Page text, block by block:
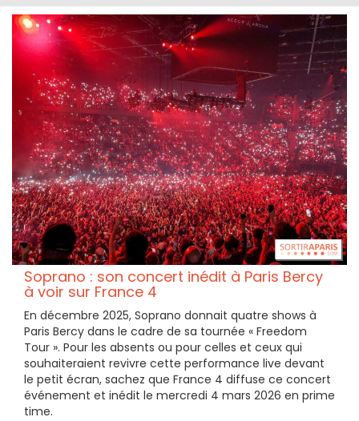
Soprano : son concert inédit à Paris Bercy
à voir sur France 4
En décembre 2025, Soprano donnait quatre shows à
Paris Bercy dans le cadre de sa tournée « Freedom
Tour ». Pour les absents ou pour celles et ceux qui
souhaiteraient revivre cette performance live devant
le petit écran, sachez que France 4 diffuse ce concert
événement et inédit le mercredi 4 mars 2026 en prime
time.